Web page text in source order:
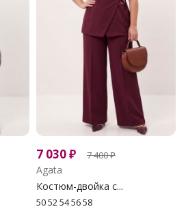
7 030₽ 7 400₽
Agata
Костюм-двойка с...
50 52 54 56 58